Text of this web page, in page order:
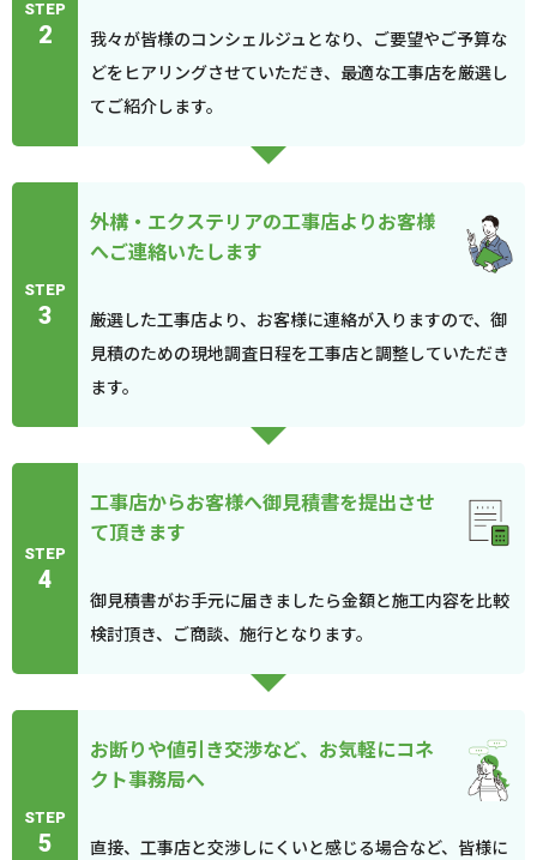
STEP
2
我々が皆様のコンシェルジュとなり、ご要望やご予算な
どをヒアリングさせていただき、最適な工事店を厳選し
てご紹介します。
STEP
3
外構・エクステリアの工事店よりお客様
へご連絡いたします
厳選した工事店より、お客様に連絡が入りますので、御
見積のための現地調査日程を工事店と調整していただき
ます。
STEP
4
工事店からお客様へ御見積書を提出させ
て頂きます
御見積書がお手元に届きましたら金額と施工内容を比較
検討頂き、ご商談、施行となります。
STEP
5
お断りや値引き交渉など、お気軽にコネ
クト事務局へ
直接、工事店と交渉しにくいと感じる場合など、皆様に